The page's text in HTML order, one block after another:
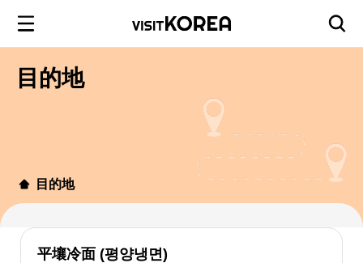
目的地
目的地
平壤冷面 (평양냉면)